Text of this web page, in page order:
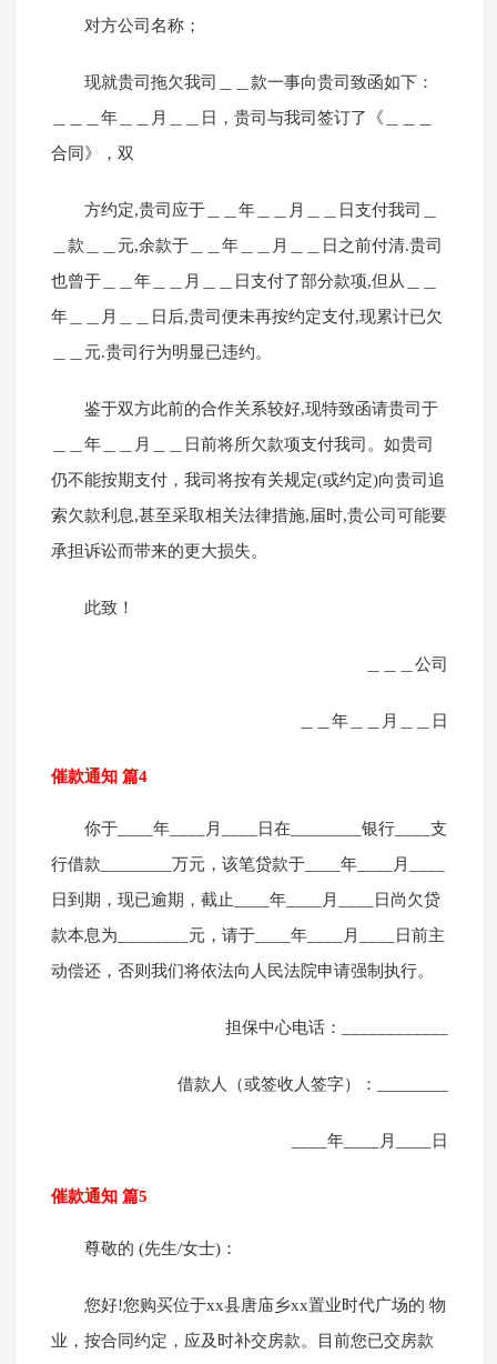
对方公司名称；
现就贵司拖欠我司＿＿款一事向贵司致函如下：
＿＿＿年＿＿月＿＿日，贵司与我司签订了《＿＿＿
合同》，双
方约定,贵司应于＿＿年＿＿月＿＿日支付我司＿
＿款＿＿元,余款于＿＿年＿＿月＿＿日之前付清.贵司
也曾于＿＿年＿＿月＿＿日支付了部分款项,但从＿＿
年＿＿月＿＿日后,贵司便未再按约定支付,现累计已欠
＿＿元.贵司行为明显已违约。
鉴于双方此前的合作关系较好,现特致函请贵司于
＿＿年＿＿月＿＿日前将所欠款项支付我司。如贵司
仍不能按期支付，我司将按有关规定(或约定)向贵司追
索欠款利息,甚至采取相关法律措施,届时,贵公司可能要
承担诉讼而带来的更大损失。
此致！
＿＿＿公司
＿＿年＿＿月＿＿日
催款通知 篇4
你于____年____月____日在________银行____支
行借款________万元，该笔贷款于____年____月____
日到期，现已逾期，截止____年____月____日尚欠贷
款本息为________元，请于____年____月____日前主
动偿还，否则我们将依法向人民法院申请强制执行。
担保中心电话：____________
借款人（或签收人签字）：________
____年____月____日
催款通知 篇5
尊敬的 (先生/女士)：
您好!您购买位于xx县唐庙乡xx置业时代广场的 物
业，按合同约定，应及时补交房款。目前您已交房款